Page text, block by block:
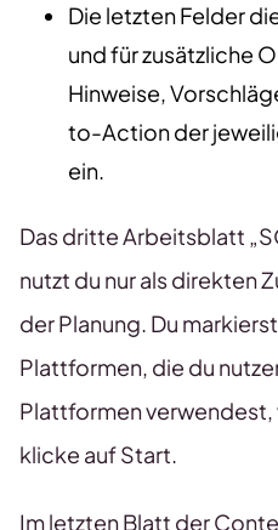
Die letzten Felder
und für zusätzliche
Hinweise,
to-Action der
ein.
Das dritte Arbeitsblatt
nutzt du nur als direkten
der Planung. Du
Plattformen, die du
Plattformen verwendest,
klicke auf Start.
Im letzten Blatt der